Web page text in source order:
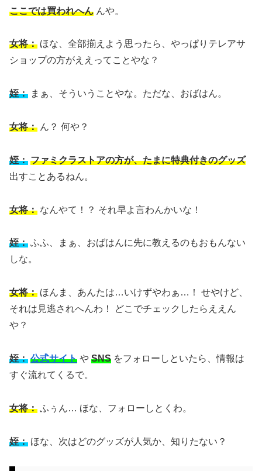
ここでは買われへん んや。
女将： ほな、全部揃えよう思ったら、やっぱりテレアサ
ショップの方がええってことやな？
姪： まぁ、そういうことやな。ただな、おばはん。
女将： ん？ 何や？
姪： ファミクラストアの方が、たまに特典付きのグッズ
出すことあるねん。
女将： なんやて！？ それ早よ言わんかいな！
姪： ふふ、まぁ、おばはんに先に教えるのもおもんない
しな。
女将： ほんま、あんたは…いけずやわぁ…！ せやけど、
それは見逃されへんわ！ どこでチェックしたらええん
や？
姪： 公式サイト や SNS をフォローしといたら、情報は
すぐ流れてくるで。
女将： ふぅん… ほな、フォローしとくわ。
姪： ほな、次はどのグッズが人気か、知りたない？